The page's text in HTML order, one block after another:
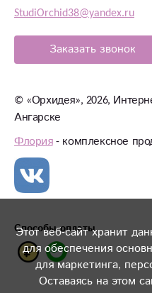
Этот веб-сайт хранит
для обеспечения
для маркетинга,
Оставаясь на этом
StudiOrchid38@yandex.ru
Заказать звонок
© «Орхидея», 2026,
Ангарске
Флория- комплексное
Способы оплаты